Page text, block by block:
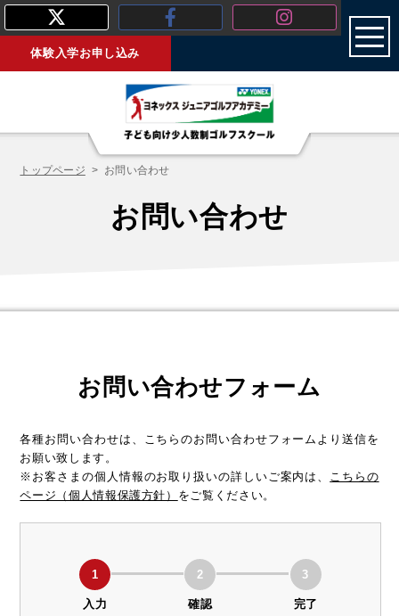
体験入学お申し込み
トップページ お問い合わせ
お問い合わせ
お問い合わせフォーム
各種お問い合わせは、こちらのお問い合わせフォームより送信を
お願い致します。
※お客さまの個人情報のお取り扱いの詳しいご案内は、 こちらの
ページ（個人情報保護方針） をご覧ください。
1
入力
2
確認
3
完了